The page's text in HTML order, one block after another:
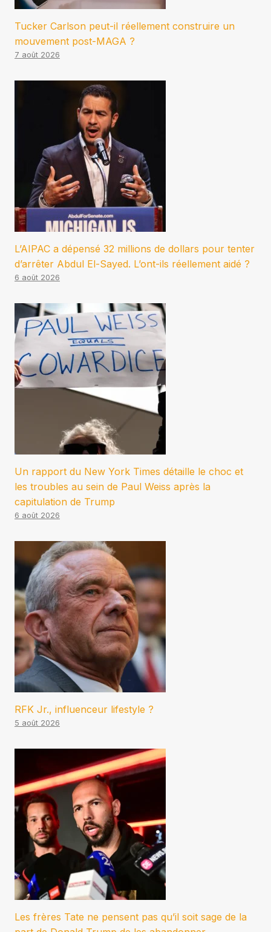
Tucker Carlson peut-il réellement construire un
mouvement post-MAGA ?
7 août 2026
L’AIPAC a dépensé 32 millions de dollars pour tenter
d’arrêter Abdul El-Sayed. L’ont-ils réellement aidé ?
6 août 2026
Un rapport du New York Times détaille le choc et
les troubles au sein de Paul Weiss après la
capitulation de Trump
6 août 2026
RFK Jr., influenceur lifestyle ?
5 août 2026
Les frères Tate ne pensent pas qu’il soit sage de la